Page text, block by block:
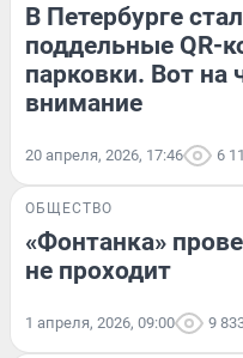
В Петербурге
поддельные QR-
парковки. Вот на
внимание
20 апреля, 2026, 17:46 6
ОБЩЕСТВО
«Фонтанка»
не проходит
1 апреля, 2026, 09:00 9